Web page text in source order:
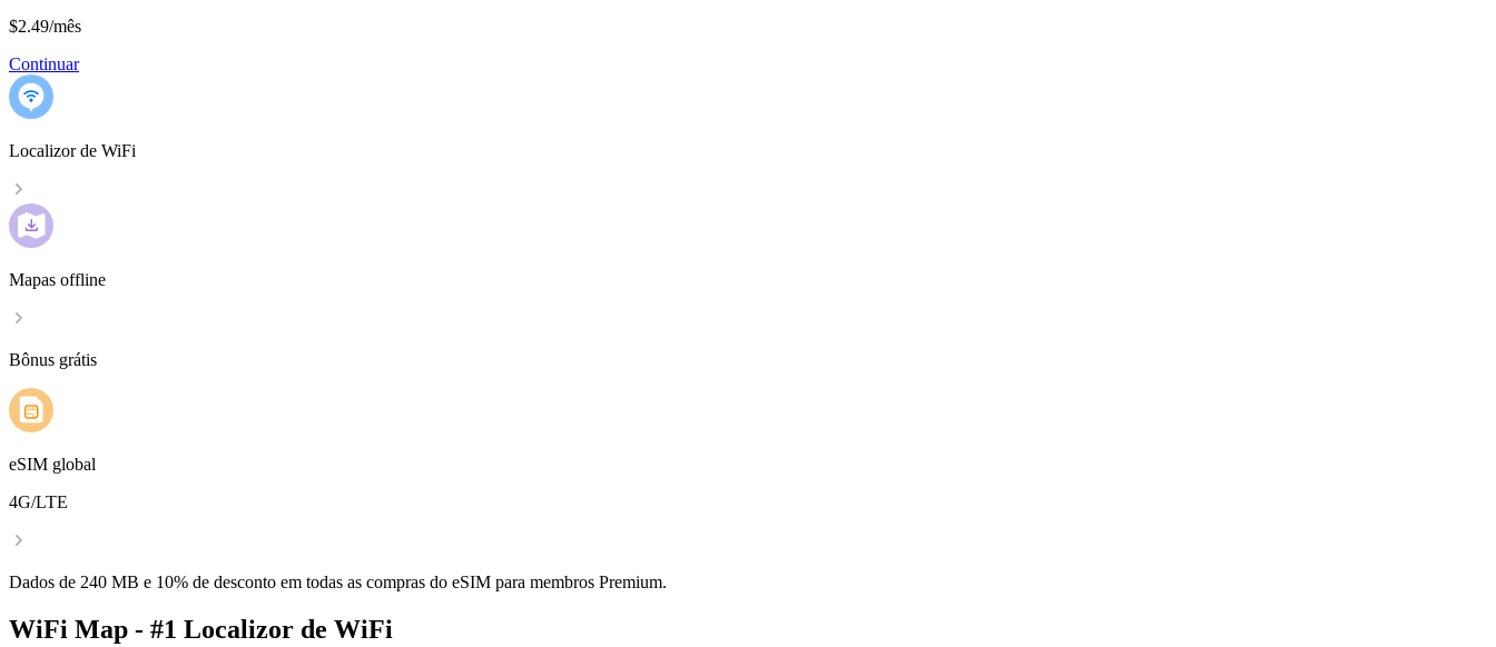
$2.49/mês
Continuar
Localizor de WiFi
Mapas offline
Bônus grátis
eSIM global
4G/LTE
Dados de 240 MB e 10% de desconto em todas as compras do eSIM para membros Premium.
WiFi Map - #1 Localizor de WiFi